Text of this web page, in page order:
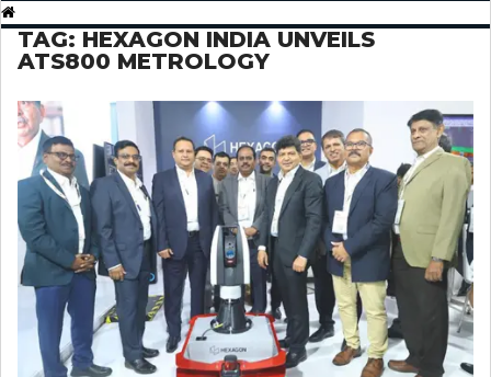
TAG: HEXAGON INDIA UNVEILS
ATS800 METROLOGY